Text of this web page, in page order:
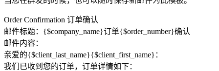
Order Confirmation 订单确认
邮件标题：{​​$company_name}订单{$order_number}确认
邮件内容：
亲爱的{$client_last_name}{$client_first_name}：
我们已收到您的订单，订单详情如下：